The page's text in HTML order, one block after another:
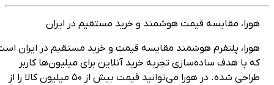
مقایسه قیمت هوشمند و خرید مستقیم در ایران
پلتفرم هوشمند مقایسه قیمت و خرید مستقیم در ایران است
هدف ساده‌سازی تجربه خرید آنلاین برای میلیون‌ها کاربر
طراحی شده. در هورا می‌توانید قیمت بیش از ۵۰ میلیون کالا را از